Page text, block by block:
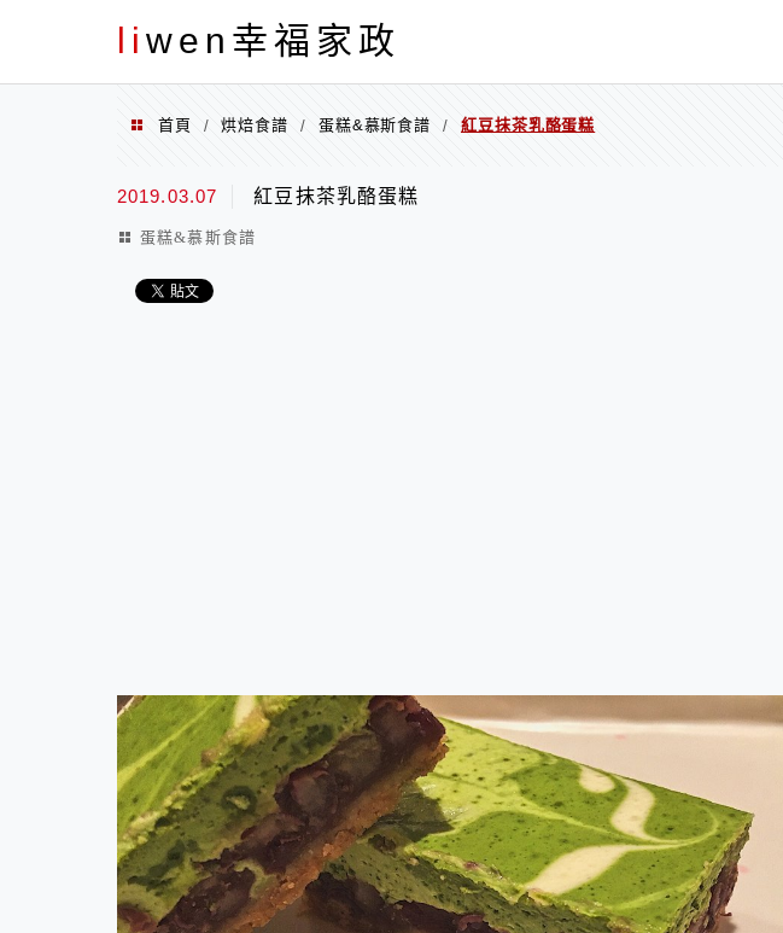
li wen幸福家政
menu
首頁 / 烘焙食譜 / 蛋糕&慕斯食譜 / 紅豆抹茶乳酪蛋糕
2019.03.07 紅豆抹茶乳酪蛋糕
蛋糕&慕斯食譜